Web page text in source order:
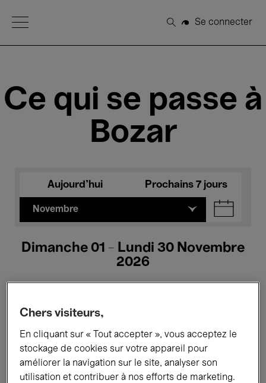
Open Menu
Rechercher
Se connecter
Ce qui se passe à
Bozar
Aujourd'hui Prochains 7 jours
Novembre
Dimanche 01 - Lundi 30 Novembre
2026
Tous les événements Concerts
Expositions Films Performances
Chers visiteurs,
En cliquant sur « Tout accepter », vous acceptez le
stockage de cookies sur votre appareil pour
améliorer la navigation sur le site, analyser son
utilisation et contribuer à nos efforts de marketing.